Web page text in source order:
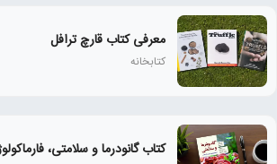
معرفی کتاب قارچ ترافل
کتابخانه
کتاب گانودرما و سلامتی،